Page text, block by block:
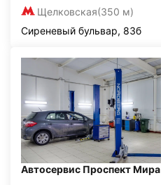
Щелковская(350 м)
Сиреневый бульвар, 83б
Автосервис Проспект Мира